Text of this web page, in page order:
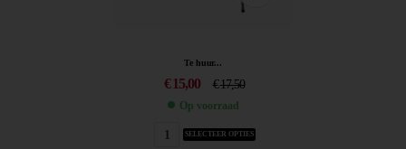
Te huur...
€17,50
€ 15,00
Op voorraad
SELECTEER OPTIES